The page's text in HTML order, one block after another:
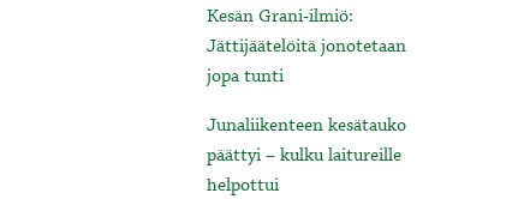
Kesän Grani-ilmiö:
Jättijäätelöitä jonotetaan
jopa tunti
Junaliikenteen kesätauko
päättyi – kulku laitureille
helpottui